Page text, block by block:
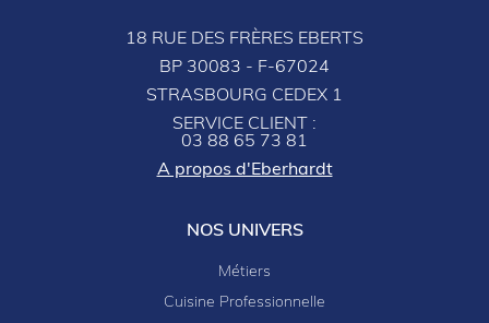
18 RUE DES FRÈRES EBERTS
BP 30083 - F-67024
STRASBOURG CEDEX 1
SERVICE CLIENT :
03 88 65 73 81
A propos d'Eberhardt
NOS UNIVERS
Métiers
Cuisine Professionnelle